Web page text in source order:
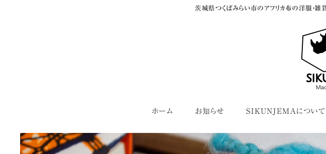
茨城県つくばみらい市のアフリカ布の洋服・雑
content
ホーム お知らせ SIKUNJEMAについて